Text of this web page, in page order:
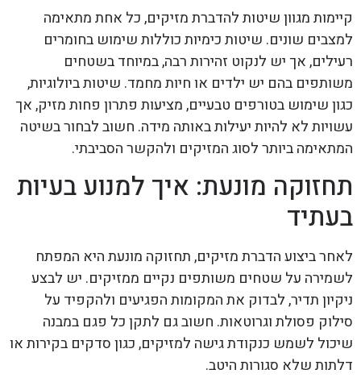
קיימות מגוון שיטות להדברת מזיקים, כל אחת מתאימה
למצבים שונים. שיטות כימיות כוללות שימוש בחומרים
רעילים, אך יש לנקוט זהירות רבה, במיוחד בשטחים
משותפים בהם יש ילדים או חיות מחמד. שיטות ביולוגיות,
כגון שימוש בטורפים טבעיים, מציעות פתרון פחות מזיק, אך
עשויות לא להיות יעילות באותה מידה. חשוב לבחור בשיטה
המתאימה ביותר לסוג המזיקים ולהקשר הסביבתי.
תחזוקה מונעת: איך למנוע בעיות
בעתיד
לאחר ביצוע הדברת מזיקים, תחזוקה מונעת היא המפתח
לשמירה על שטחים משותפים נקיים ממזיקים. יש לבצע
ניקיון תדיר, לבדוק את המקומות הפגיעים ולהקפיד על
סילוק פסולת וגרוטאות. חשוב גם לתקן כל פגם במבנה
שיכול לשמש כנקודת גישה למזיקים, כגון סדקים בקירות או
דלתות שלא סגורות היטב.